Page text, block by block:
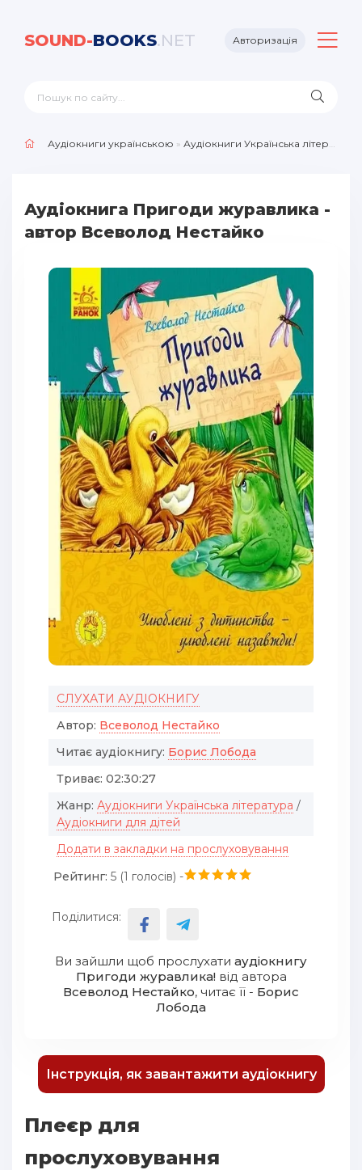
SOUND-BOOKS.NET Авторизація
Аудіокниги українською » Аудіокниги Українська література
Аудіокнига Пригоди журавлика -
автор Всеволод Нестайко
СЛУХАТИ АУДІОКНИГУ
Автор: Всеволод Нестайко
Читає аудіокнигу: Борис Лобода
Триває: 02:30:27
Жанр: Аудіокниги Українська література /
Аудіокниги для дітей
Додати в закладки на прослуховування
Рейтинг: 5 (1 голосів) -
Поділитися:
Ви зайшли щоб прослухати аудіокнигу
Пригоди журавлика!від автора
Всеволод Нестайко, читає її - Борис
Лобода
Інструкція, як завантажити аудіокнигу
Плеєр для
прослуховування